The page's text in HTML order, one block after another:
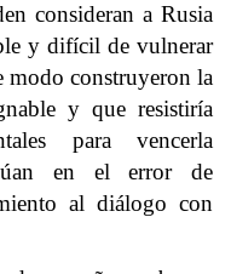
consideran a Rusia
y difícil de vulnerar
modo construyeron la
y que resistiría
para vencerla
en el error de
al diálogo con